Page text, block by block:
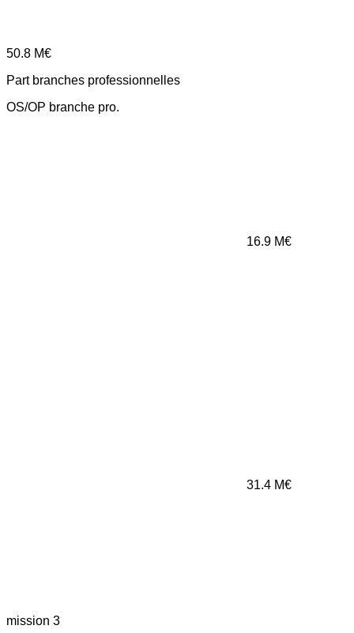
50.8 M€
Part branches professionnelles
OS/OP branche pro.
16.9 M€
31.4 M€
mission 3